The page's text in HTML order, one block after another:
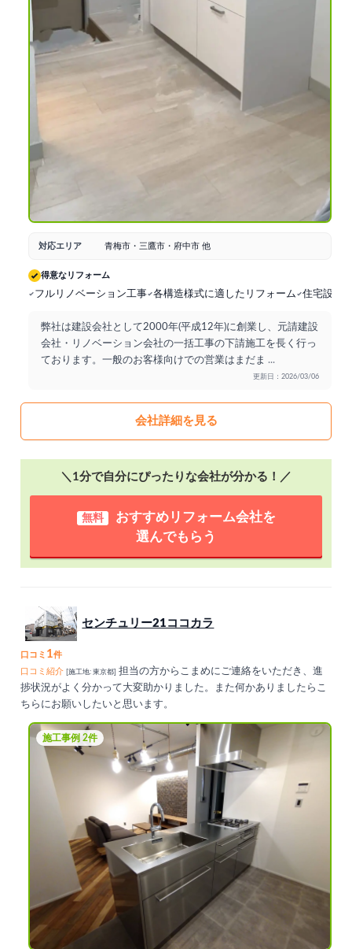
対応エリア 青梅市・三鷹市・府中市 他
得意なリフォーム
フルリノベーション工事 各構造様式に適したリフォーム 住宅設備
弊社は建設会社として2000年(平成12年)に創業し、元請建設
会社・リノベーション会社の一括工事の下請施工を長く行っ
ております。一般のお客様向けでの営業はまだま ...
更新日：2026/03/06
会社詳細を見る
＼1分で自分にぴったりな会社が分かる！／
無料
おすすめリフォーム会社を
選んでもらう
センチュリー21ココカラ
口コミ 1件
口コミ紹介
[施工地: 東京都]
担当の方からこまめにご連絡をいただき、進
捗状況がよく分かって大変助かりました。また何かありましたらこ
ちらにお願いしたいと思います。
施工事例 2件